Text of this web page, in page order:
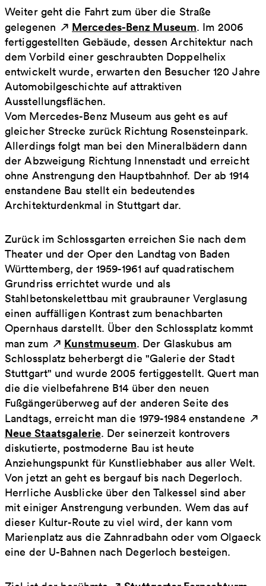
Weiter geht die Fahrt zum über die Straße
gelegenen
Mercedes-Benz Museum. Im 2006
fertiggestellten Gebäude, dessen Architektur nach
dem Vorbild einer geschraubten Doppelhelix
entwickelt wurde, erwarten den Besucher 120 Jahre
Automobilgeschichte auf attraktiven
Ausstellungsflächen.
Vom Mercedes-Benz Museum aus geht es auf
gleicher Strecke zurück Richtung Rosensteinpark.
Allerdings folgt man bei den Mineralbädern dann
der Abzweigung Richtung Innenstadt und erreicht
ohne Anstrengung den Hauptbahnhof. Der ab 1914
enstandene Bau stellt ein bedeutendes
Architekturdenkmal in Stuttgart dar.
Zurück im Schlossgarten erreichen Sie nach dem
Theater und der Oper den Landtag von Baden
Württemberg, der 1959-1961 auf quadratischem
Grundriss errichtet wurde und als
Stahlbetonskelettbau mit graubrauner Verglasung
einen auffälligen Kontrast zum benachbarten
Opernhaus darstellt. Über den Schlossplatz kommt
man zum
Kunstmuseum. Der Glaskubus am
Schlossplatz beherbergt die "Galerie der Stadt
Stuttgart" und wurde 2005 fertiggestellt. Quert man
die die vielbefahrene B14 über den neuen
Fußgängerüberweg auf der anderen Seite des
Landtags, erreicht man die 1979-1984 enstandene
Neue Staatsgalerie. Der seinerzeit kontrovers
diskutierte, postmoderne Bau ist heute
Anziehungspunkt für Kunstliebhaber aus aller Welt.
Von jetzt an geht es bergauf bis nach Degerloch.
Herrliche Ausblicke über den Talkessel sind aber
mit einiger Anstrengung verbunden. Wem das auf
dieser Kultur-Route zu viel wird, der kann vom
Marienplatz aus die Zahnradbahn oder vom Olgaeck
eine der U-Bahnen nach Degerloch besteigen.